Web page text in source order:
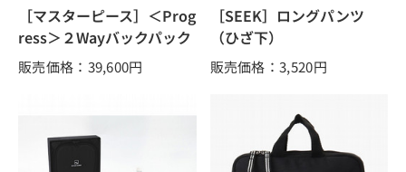
［マスターピース］＜Prog
ress＞２Wayバックパック
販売価格：39,600円
［SEEK］ロングパンツ
（ひざ下）
販売価格：3,520円